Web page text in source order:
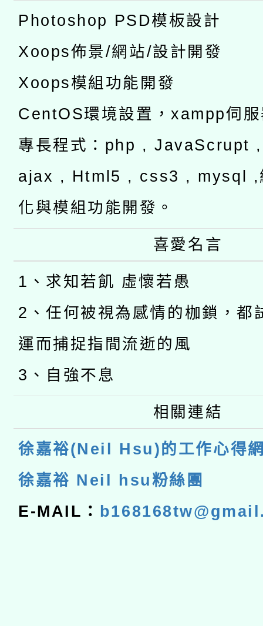
Photoshop PSD模板設計
Xoops佈景/網站/設計開發
Xoops模組功能開發
CentOS環境設置，xampp伺
專長程式：php , JavaScrupt
ajax , Html5 , css3 , mysql ,
化與模組功能開發。
喜愛名言
1、求知若飢 虛懷若愚
2、任何被視為感情的枷鎖，都
運而捕捉指間流逝的風
3、自強不息
相關連結
徐嘉裕(Neil Hsu)的工作心得
徐嘉裕 Neil hsu粉絲團
E-MAIL：